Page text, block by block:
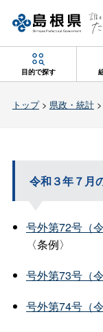
目的で探す
トップ> 県政・統計>
令和３年７月
号外第72号（
〈条例〉
号外第73号（
号外第74号（